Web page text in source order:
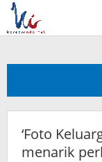
Skip
content
‘Foto
menarik